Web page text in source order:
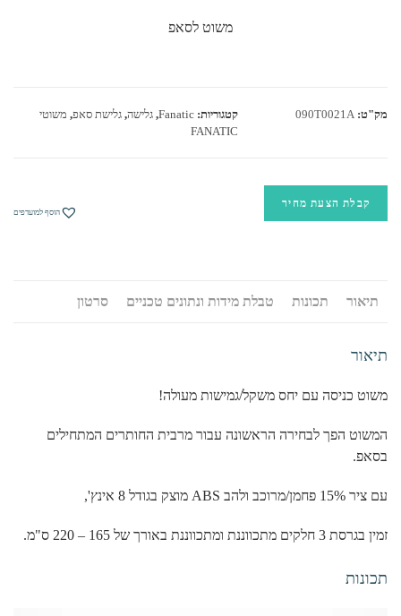
משוט לסאפ
מק"ט: 090T0021A קטגוריות:Fanatic
,גלישה,גלישת סאפ, משוטי
FANATIC
קבלת הצעת מחיר
הוסף למועדפים
תיאור תכונות טבלת מידות ונתונים טכניים סרטון
תיאור
משוט כניסה עם יחס משקל/גמישות מעולה!
המשוט הפך לבחירה הראשונה עבור מרבית החותרים המתחילים
בסאפ.
עם ציר 15% פחמן/מרוכב ולהב ABS מוצק בגודל 8 אינץ',
זמין בגרסת 3 חלקים מתכווננת ומתכווננת באורך של 165 – 220 ס"מ.
תכונות